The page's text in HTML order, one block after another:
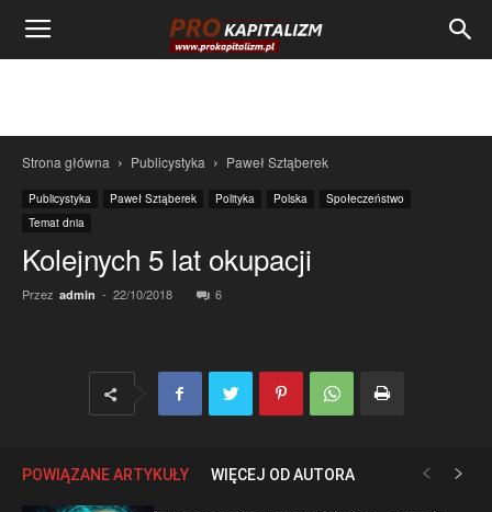
Strona główna Publicystyka Paweł Sztąberek
Publicystyka Paweł Sztąberek Polityka Polska
Społeczeństwo
Temat dnia
Kolejnych 5 lat okupacji
Przez admin - 22/10/2018 6
POWIĄZANE ARTYKUŁY WIĘCEJ OD AUTORA